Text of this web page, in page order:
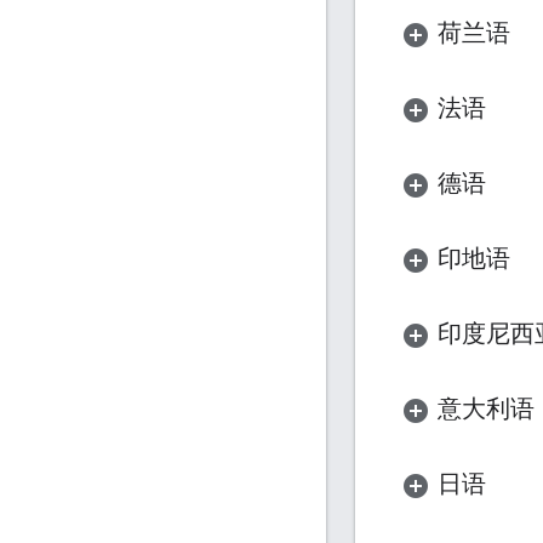
荷兰语
法语
德语
印地语
印度尼西
意大利语
日语